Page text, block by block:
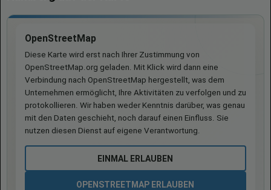
OpenStreetMap
Diese Karte wird erst nach Ihrer Zustimmung von
OpenStreetMap.org geladen. Mit Klick wird dann eine
Verbindung nach OpenStreetMap hergestellt, was dem
Unternehmen ermöglicht, Ihre Aktivitäten zu verfolgen und zu
protokollieren. Wir haben weder Kenntnis darüber, was genau
mit den Daten geschieht, noch darauf einen Einfluss. Sie
nutzen diesen Dienst auf eigene Verantwortung.
EINMAL ERLAUBEN
OPENSTREETMAP ERLAUBEN